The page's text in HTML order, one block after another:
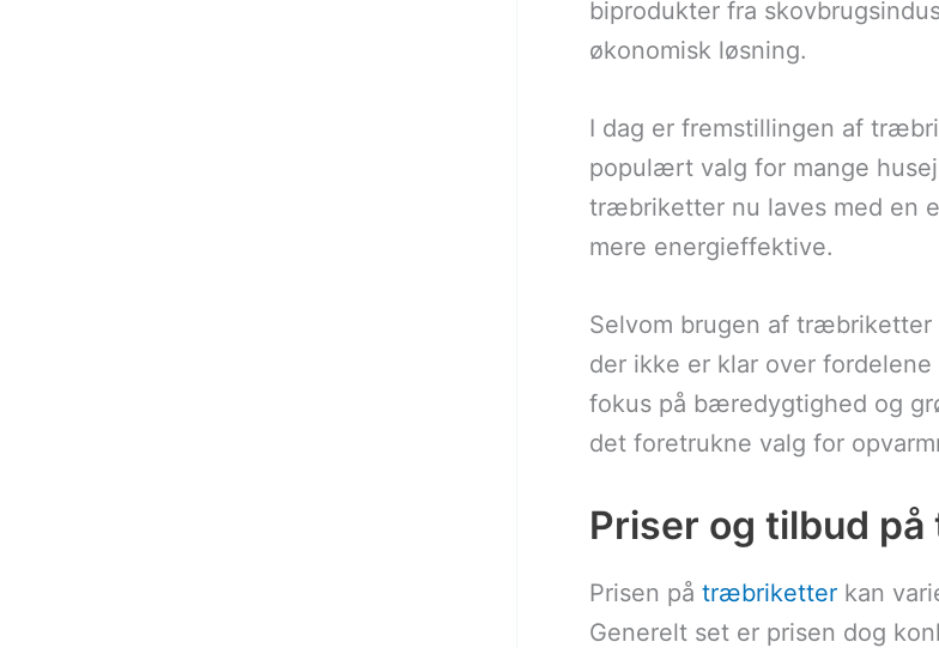
biprodukter fra
økonomisk løsning.
I dag er fremstillingen af
populært valg for mange
træbriketter nu laves med en
mere energieffektive.
Selvom brugen af
der ikke er klar over
fokus på bæredygtighed og
det foretrukne valg for
Priser og tilbud
Prisen på træbriketter kan
Generelt set er prisen dog